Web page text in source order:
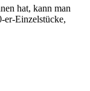
hat, kann man
er-Einzelstücke,